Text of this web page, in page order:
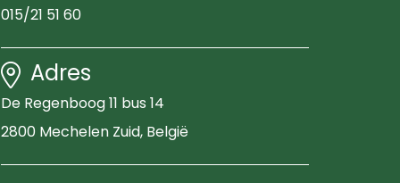
015/21 51 60
Adres
De Regenboog 11 bus 14
2800 Mechelen Zuid, België